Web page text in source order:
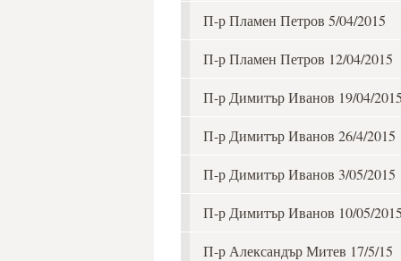
П-р Пламен Петров 5/04/2015
П-р Пламен Петров 12/04/2015
П-р Димитър Иванов 19/04/
П-р Димитър Иванов 26/4/2015
П-р Димитър Иванов 3/05/2015
П-р Димитър Иванов 10/05/
П-р Александър Митев 17/5/15